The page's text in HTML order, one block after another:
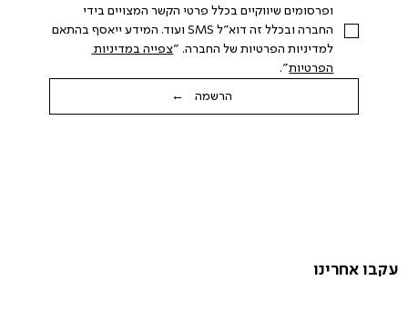
עקבו אחרינו
החברה ובכלל זה דוא"ל SMS ועוד. המידע ייאסף בהתאם
למדיניות הפרטיות של החברה. "
צפייה במדיניות
הפרטיות".
הרשמה ←